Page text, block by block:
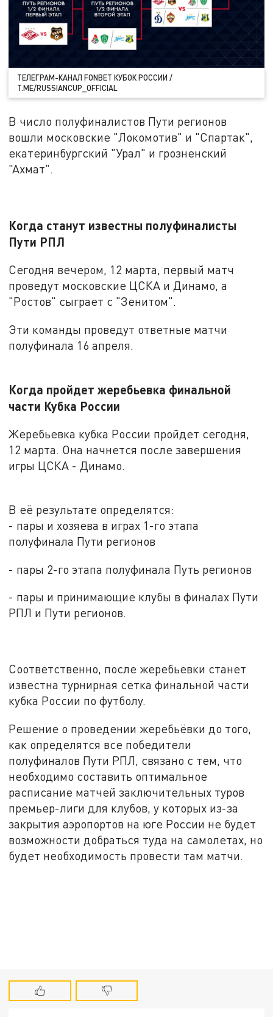
ТЕЛЕГРАМ-КАНАЛ FONBET КУБОК РОССИИ /
T.ME/RUSSIANCUP_OFFICIAL
В число полуфиналистов Пути регионов
вошли московские "Локомотив" и "Спартак",
екатеринбургский "Урал" и грозненский
"Ахмат".
Когда станут известны полуфиналисты
Пути РПЛ
Сегодня вечером, 12 марта, первый матч
проведут московские ЦСКА и Динамо, а
"Ростов" сыграет с "Зенитом".
Эти команды проведут ответные матчи
полуфинала 16 апреля.
Когда пройдет жеребьевка финальной
части Кубка России
Жеребьевка кубка России пройдет сегодня,
12 марта. Она начнется после завершения
игры ЦСКА - Динамо.
В её результате определятся:
- пары и хозяева в играх 1-го этапа
полуфинала Пути регионов
- пары 2-го этапа полуфинала Путь регионов
- пары и принимающие клубы в финалах Пути
РПЛ и Пути регионов.
Соответственно, после жеребьевки станет
известна турнирная сетка финальной части
кубка России по футболу.
Решение о проведении жеребьёвки до того,
как определятся все победители
полуфиналов Пути РПЛ, связано с тем, что
необходимо составить оптимальное
расписание матчей заключительных туров
премьер-лиги для клубов, у которых из-за
закрытия аэропортов на юге России не будет
возможности добраться туда на самолетах, но
будет необходимость провести там матчи.